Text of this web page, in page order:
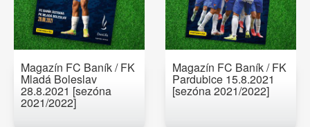
Magazín FC Baník / FK
Mladá Boleslav
28.8.2021 [sezóna
2021/2022]
Magazín FC Baník / FK
Pardubice 15.8.2021
[sezóna 2021/2022]